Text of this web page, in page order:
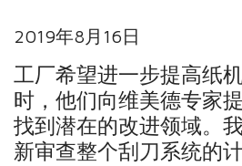
2019年8月16日
工厂希望进一步提高纸
时，他们向维美德专家
找到潜在的改进领域。
新审查整个刮刀系统的计